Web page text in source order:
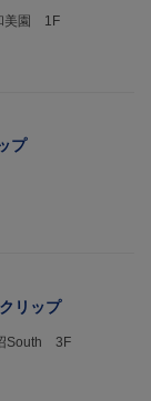
美園 1F
プ
リップ
South 3F